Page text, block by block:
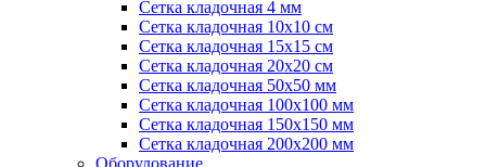
Сетка кладочная 4 мм
Сетка кладочная 10x10 см
Сетка кладочная 15x15 см
Сетка кладочная 20x20 см
Сетка кладочная 50x50 мм
Сетка кладочная 100x100 мм
Сетка кладочная 150x150 мм
Сетка кладочная 200x200 мм
Оборудование